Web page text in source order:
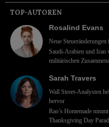
TOP-AUTOREN
Rosalind Evans
Neue
Saudi-Arabien und Iran
militärischen
Sarah Travers
Wall Street-Analysten
hervor
Rao’s Homemade
Thanksgiving Day